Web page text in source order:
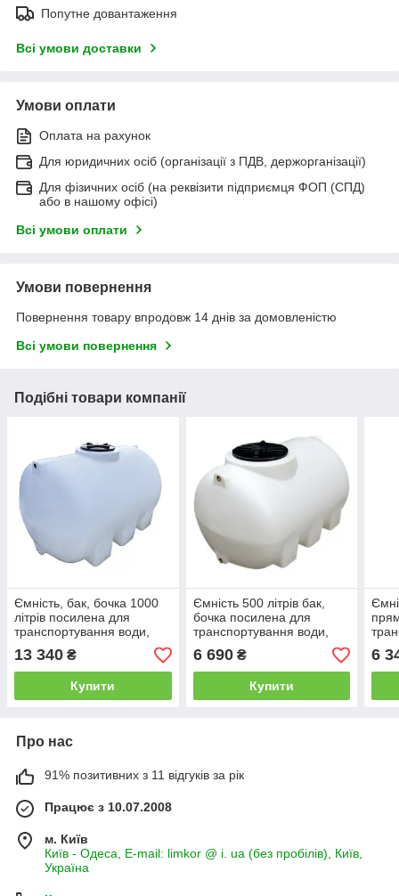
Попутне довантаження
Всі умови доставки
Умови оплати
Оплата на рахунок
Для юридичних осіб (організації з ПДВ, держорганізації)
Для фізичних осіб (на реквізити підприємця ФОП (СПД)
або в нашому офісі)
Всі умови оплати
Умови повернення
Повернення товару впродовж 14 днів за домовленістю
Всі умови повернення
Подібні товари компанії
Ємність, бак, бочка 1000
літрів посилена для
транспортування води,
КАС перевезення харчова
13 340 ₴
Купити
Ємність 500 літрів бак,
бочка посилена для
транспортування води,
КАС перевезення харчова
G E
6 690₴
Купити
6
Про нас
91% позитивних з 11 відгуків за рік
Працює з 10.07.2008
м. Київ
Київ - Одеса, E-mail: limkor @ i. ua (без пробілів), Київ,
Україна